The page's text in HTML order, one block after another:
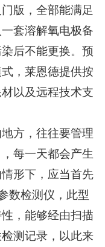
版，全部能满足
套溶解氧电极备
后不能更换。预
，莱恩德提供按
以及远程技术支
方，往往要管理
每一天都会产生
形下，应当首先
数检测仪，此型
，能够经由扫描
测记录，以此来